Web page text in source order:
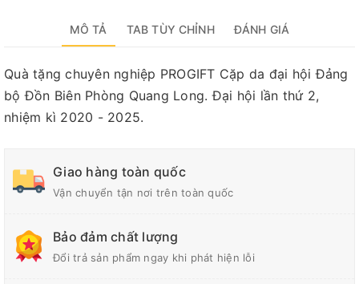
MÔ TẢ TAB TÙY CHỈNH ĐÁNH GIÁ
Quà tặng chuyên nghiệp PROGIFT Cặp da đại hội Đảng
bộ Đồn Biên Phòng Quang Long. Đại hội lần thứ 2,
nhiệm kì 2020 - 2025.
Giao hàng toàn quốc
Vận chuyển tận nơi trên toàn quốc
Bảo đảm chất lượng
Đổi trả sản phẩm ngay khi phát hiện lỗi